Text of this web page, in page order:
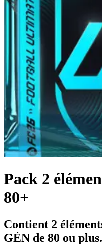
Pack 2
80+
Contient 2
GÉN de 80 ou plus.